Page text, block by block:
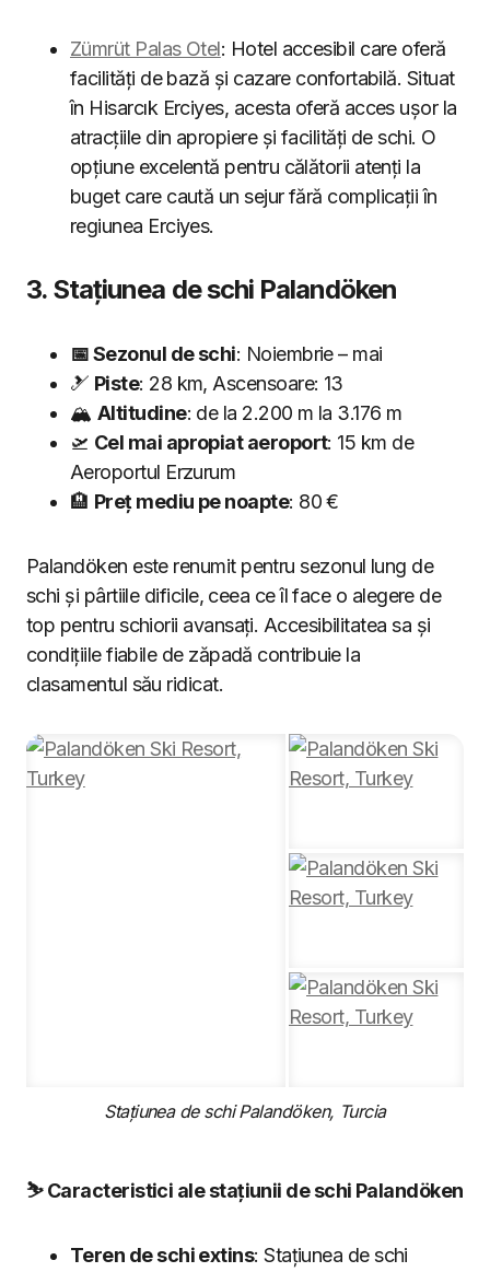
Zümrüt Palas Otel: Hotel accesibil care oferă
facilități de bază și cazare confortabilă. Situat
în Hisarcık Erciyes, acesta oferă acces ușor la
atracțiile din apropiere și facilități de schi. O
opțiune excelentă pentru călătorii atenți la
buget care caută un sejur fără complicații în
regiunea Erciyes.
3. Stațiunea de schi Palandöken
📅 Sezonul de schi: Noiembrie – mai
🎿 Piste: 28 km, Ascensoare: 13
🏔 Altitudine: de la 2.200 m la 3.176 m
🛫 Cel mai apropiat aeroport: 15 km de
Aeroportul Erzurum
🏨 Preț mediu pe noapte: 80 €
Palandöken este renumit pentru sezonul lung de
schi și pârtiile dificile, ceea ce îl face o alegere de
top pentru schiorii avansați. Accesibilitatea sa și
condițiile fiabile de zăpadă contribuie la
clasamentul său ridicat.
Stațiunea de schi Palandöken, Turcia
⛷️ Caracteristici ale stațiunii de schi Palandöken
Teren de schi extins: Stațiunea de schi